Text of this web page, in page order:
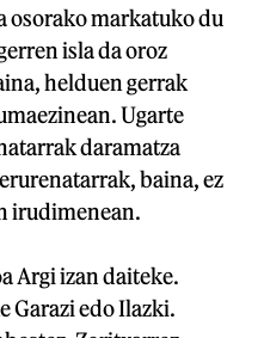
osorako markatuko du
isla da oroz
helduen gerrak
Ugarte
daramatza
baina, ez
irudimenean.
Argi izan daiteke.
Garazi edo Ilazki.